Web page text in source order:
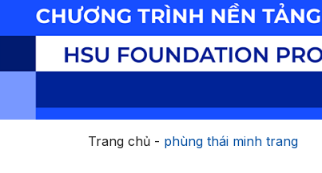
Trang chủ- phùng thái minh trang